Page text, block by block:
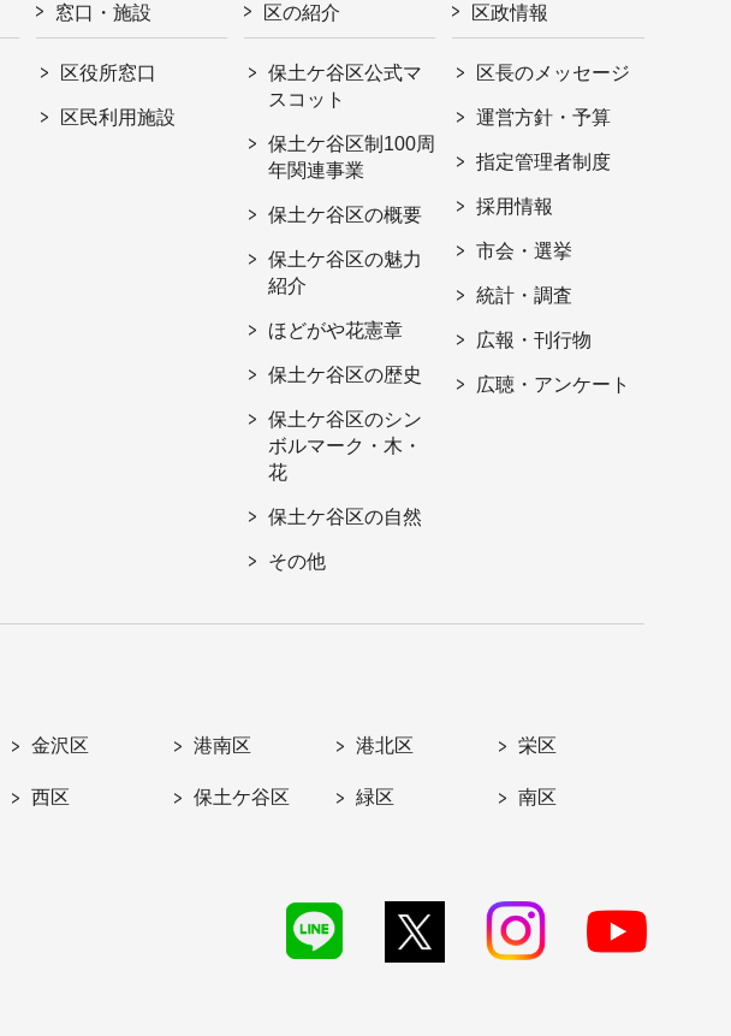
窓口・施設
区役所窓口
区民利用施設
区の紹介
保土ケ谷区公式マ
スコット
保土ケ谷区制100周
年関連事業
保土ケ谷区の概要
保土ケ谷区の魅力
紹介
ほどがや花憲章
保土ケ谷区の歴史
保土ケ谷区のシン
ボルマーク・木・
花
保土ケ谷区の自然
その他
区政情報
区長のメッセージ
運営方針・予算
指定管理者制度
採用情報
市会・選挙
統計・調査
広報・刊行物
広聴・アンケート
金沢区 港南区 港北区 栄区
西区 保土ケ谷区 緑区 南区